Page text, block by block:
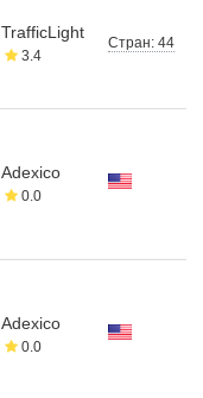
TrafficLight
3.4
Стран: 44
Adexico
0.0
Adexico
0.0